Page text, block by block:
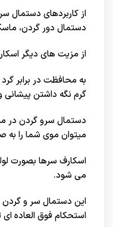
از کاربردهای دستمال
دستمال دور گردن،
از مزیت های دیگر
به محافظت در برابر
گرم نگه داشتن
دستمال سرو گردن در
میتوان موی شما را
اسکارف سرها بصورت
می شود.
این دستمال سر و گردن
استحکام فوق العاده